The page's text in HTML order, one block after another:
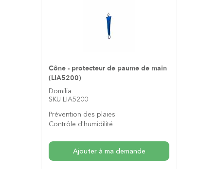
Cône - protecteur de paume de main
(LIA5200)
Domilia
SKU LIA5200
Prévention des plaies
Contrôle d'humidilité
Ajouter à ma demande